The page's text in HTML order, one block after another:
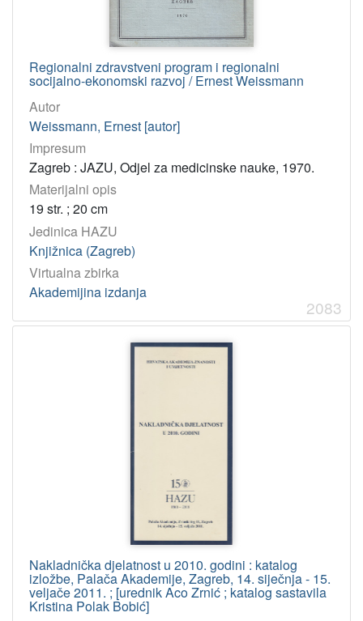
Regionalni zdravstveni program i regionalni
socijalno-ekonomski razvoj / Ernest Weissmann
Autor
Weissmann, Ernest [autor]
Impresum
Zagreb : JAZU, Odjel za medicinske nauke, 1970.
Materijalni opis
19 str. ; 20 cm
Jedinica HAZU
Knjižnica (Zagreb)
Virtualna zbirka
Akademijina izdanja
2083
Nakladnička djelatnost u 2010. godini : katalog
izložbe, Palača Akademije, Zagreb, 14. siječnja - 15.
veljače 2011. ; [urednik Aco Zrnić ; katalog sastavila
Kristina Polak Bobić]